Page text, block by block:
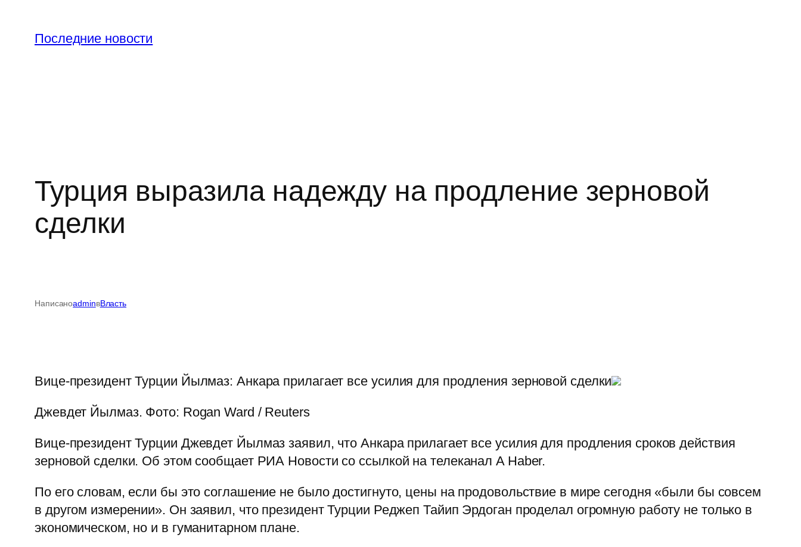
содержимому
Последние новости
Турция выразила надежду на продление зерновой
сделки
НаписаноadminвВласть
Вице-президент Турции Йылмаз: Анкара прилагает все усилия для продления зерновой сделки
Джевдет Йылмаз. Фото: Rogan Ward / Reuters
Вице-президент Турции Джевдет Йылмаз заявил, что Анкара прилагает все усилия для продления сроков действия
зерновой сделки. Об этом сообщает РИА Новости со ссылкой на телеканал A Haber.
По его словам, если бы это соглашение не было достигнуто, цены на продовольствие в мире сегодня «были бы совсем
в другом измерении». Он заявил, что президент Турции Реджеп Тайип Эрдоган проделал огромную работу не только в
экономическом, но и в гуманитарном плане.